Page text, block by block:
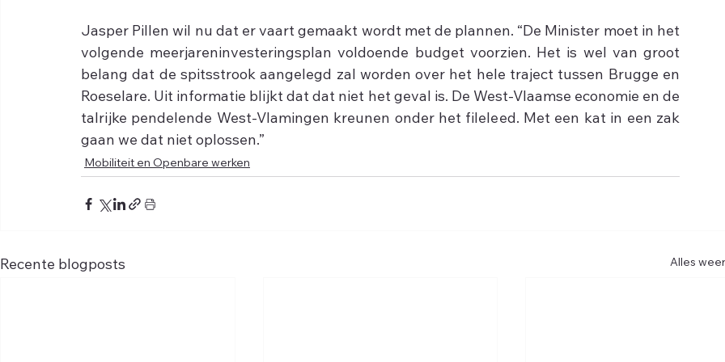
Jasper Pillen wil nu dat er vaart gemaakt wordt met de plannen. “De Minister moet in het
volgende meerjareninvesteringsplan voldoende budget voorzien. Het is wel van groot
belang dat de spitsstrook aangelegd zal worden over het hele traject tussen Brugge en
Roeselare. Uit informatie blijkt dat dat niet het geval is. De West-Vlaamse economie en de
talrijke pendelende West-Vlamingen kreunen onder het fileleed. Met een kat in een zak
gaan we dat niet oplossen.”
Mobiliteit en Openbare werken
Recente blogposts Alles